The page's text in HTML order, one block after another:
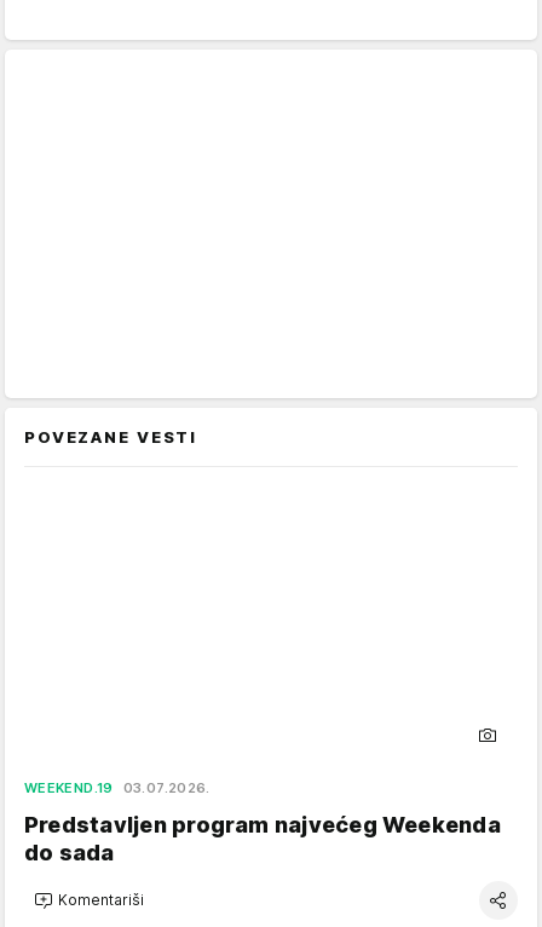
POVEZANE VESTI
WEEKEND.19 03.07.2026.
Predstavljen program najvećeg Weekenda
do sada
Komentariši